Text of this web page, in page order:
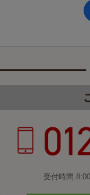
受付時間